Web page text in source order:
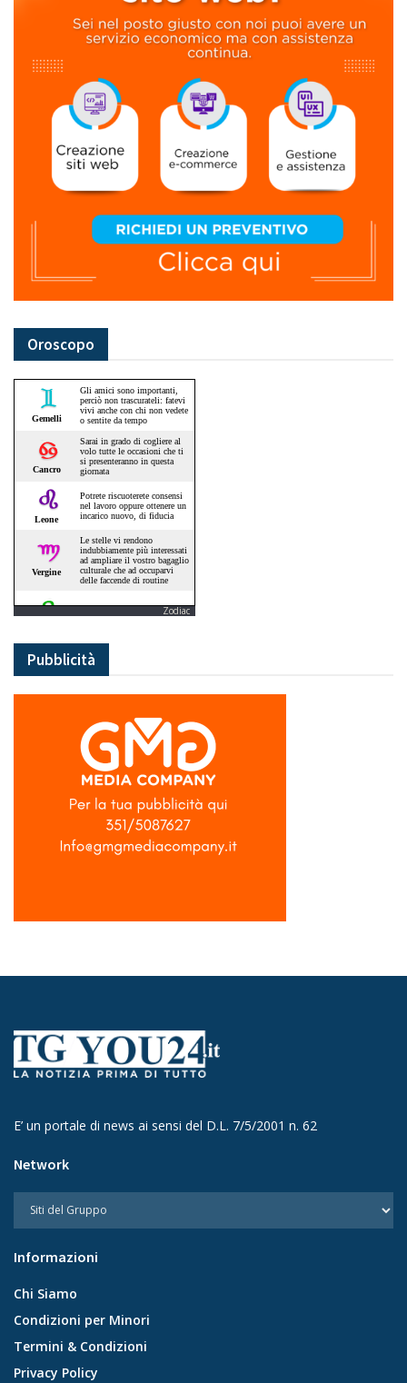
Oroscopo
Zodiac
Pubblicità
E’ un portale di news ai sensi del D.L. 7/5/2001 n. 62
Network
Informazioni
Chi Siamo
Condizioni per Minori
Termini & Condizioni
Privacy Policy